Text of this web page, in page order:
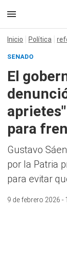
Inicio Política
SENADO
El
para
Gustavo
por la Patria
para evitar
9 de febrero 2026 -